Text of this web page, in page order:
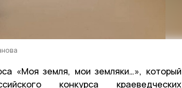
«Моя земля, мои земляки…», который
конкурса краеведческих